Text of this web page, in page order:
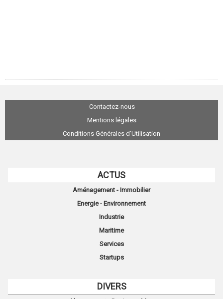
Contactez-nous
Mentions légales
Conditions Générales d'Utilisation
ACTUS
Aménagement - Immobilier
Energie - Environnement
Industrie
Maritime
Services
Startups
DIVERS